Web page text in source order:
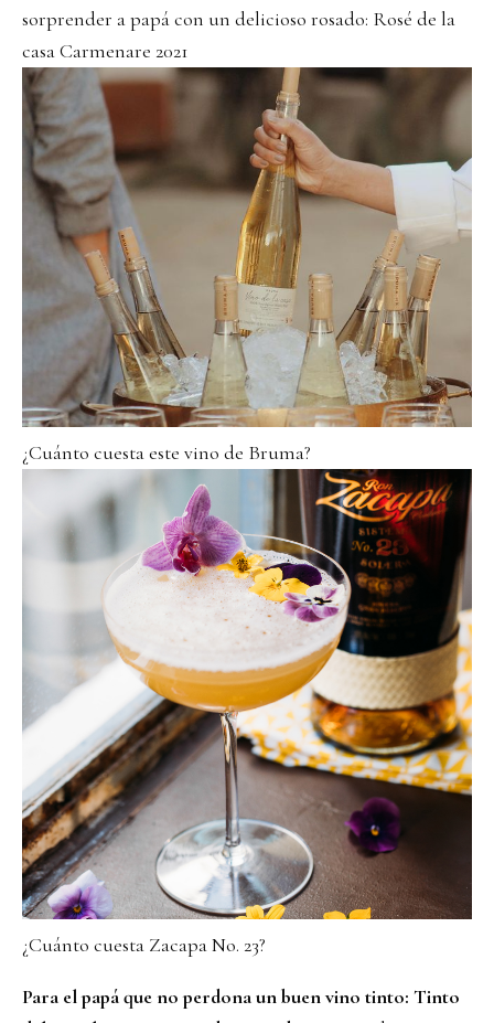
sorprender a papá con un delicioso rosado: Rosé de la
casa Carmenare 2021
¿Cuánto cuesta este vino de Bruma?
¿Cuánto cuesta Zacapa No. 23?
Para el papá que no perdona un buen vino tinto: Tinto